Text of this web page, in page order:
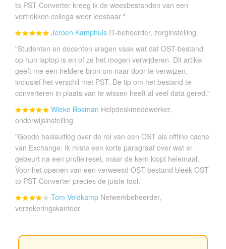
to PST Converter kreeg ik de weesbestanden van een
vertrokken collega weer leesbaar."
Jeroen Kamphuis IT-beheerder, zorginstelling
"Studenten en docenten vragen vaak wat dat OST-bestand
op hun laptop is en of ze het mogen verwijderen. Dit artikel
geeft me een heldere bron om naar door te verwijzen,
inclusief het verschil met PST. De tip om het bestand te
converteren in plaats van te wissen heeft al veel data gered."
Wieke Bosman Helpdeskmedewerker,
onderwijsinstelling
"Goede basisuitleg over de rol van een OST als offline cache
van Exchange. Ik miste een korte paragraaf over wat er
gebeurt na een profielreset, maar de kern klopt helemaal.
Voor het openen van een verweesd OST-bestand bleek OST
to PST Converter precies de juiste tool."
Tom Veldkamp Netwerkbeheerder,
verzekeringskantoor